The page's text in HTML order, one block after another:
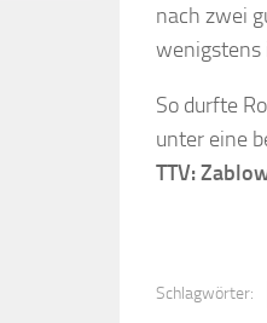
nach zwei
wenigstens
So durfte
unter eine
TTV:
Schlagwörter: